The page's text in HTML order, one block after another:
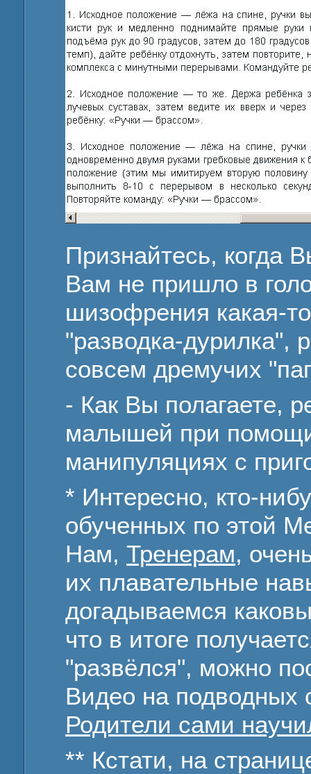
Признайтесь, когда
Вам не пришло в
шизофрения какая-
"разводка-дурилка",
совсем дремучих
- Как Вы полагаете,
малышей при
манипуляциях с
* Интересно, кто-
обученных по этой
Нам, Тренерам,
их плавательные
догадываемся
что в итоге
"развёлся", можно
Видео на подводных
Родители сами
** Кстати, на